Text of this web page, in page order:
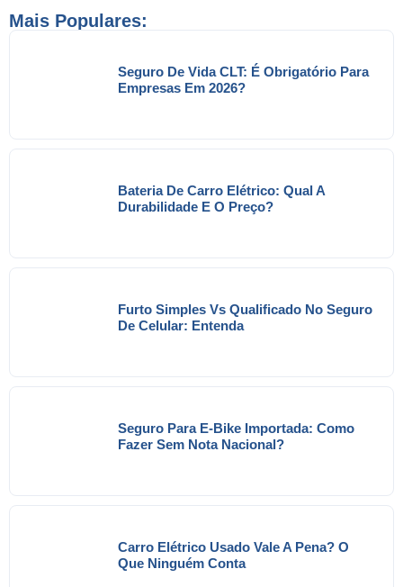
Mais Populares:
Seguro De Vida CLT: É Obrigatório Para
Empresas Em 2026?
Bateria De Carro Elétrico: Qual A
Durabilidade E O Preço?
Furto Simples Vs Qualificado No Seguro
De Celular: Entenda
Seguro Para E-Bike Importada: Como
Fazer Sem Nota Nacional?
Carro Elétrico Usado Vale A Pena? O
Que Ninguém Conta